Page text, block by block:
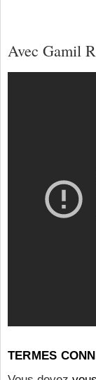
Avec Gamil
TERMES